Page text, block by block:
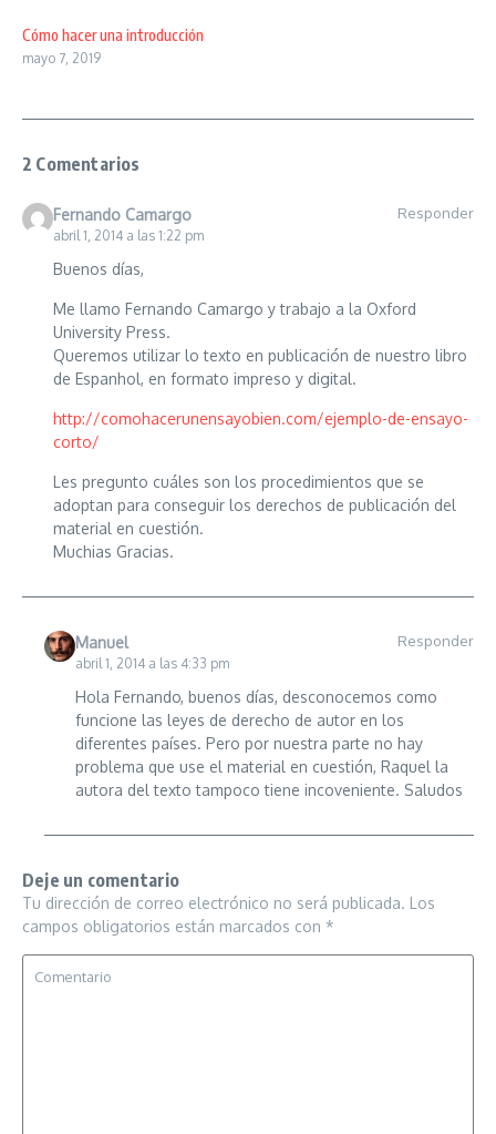
Cómo hacer una introducción
mayo 7, 2019
2 Comentarios
Fernando Camargo
abril 1, 2014 a las 1:22 pm
Responder
Buenos días,
Me llamo Fernando Camargo y trabajo a la Oxford
University Press.
Queremos utilizar lo texto en publicación de nuestro libro
de Espanhol, en formato impreso y digital.
http://comohacerunensayobien.com/ejemplo-de-ensayo-
corto/
Les pregunto cuáles son los procedimientos que se
adoptan para conseguir los derechos de publicación del
material en cuestión.
Muchias Gracias.
Manuel
abril 1, 2014 a las 4:33 pm
Responder
Hola Fernando, buenos días, desconocemos como
funcione las leyes de derecho de autor en los
diferentes países. Pero por nuestra parte no hay
problema que use el material en cuestión, Raquel la
autora del texto tampoco tiene incoveniente. Saludos
Deje un comentario
Tu dirección de correo electrónico no será publicada. Los
campos obligatorios están marcados con *